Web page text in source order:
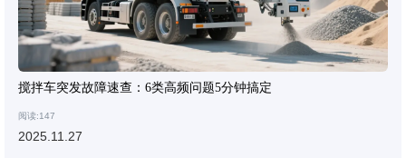
搅拌车突发故障速查：6类高频问题5分钟搞定
阅读:147
2025.11.27